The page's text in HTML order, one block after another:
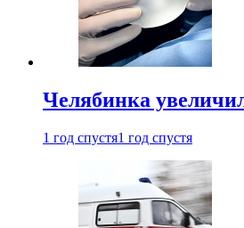
Челябинка
1 год спустя1 год спустя